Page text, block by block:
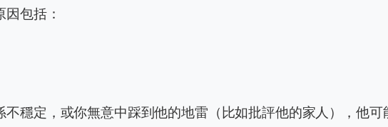
包括：
穩定，或你無意中踩到他的地雷（比如批評他的家人），他可